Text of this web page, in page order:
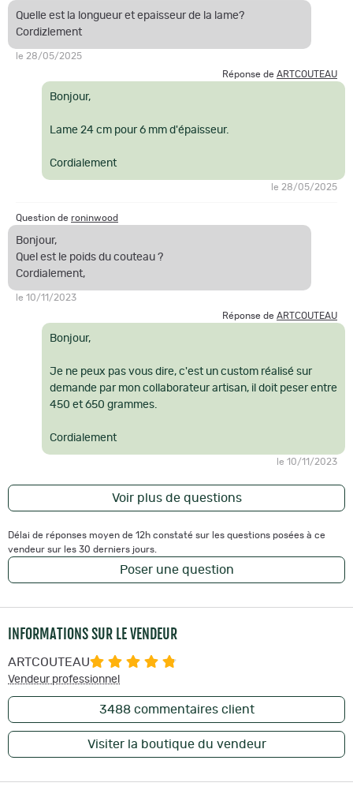
Quelle est la longueur et epaisseur de la lame?
Cordizlement
le 28/05/2025
Réponse de ARTCOUTEAU
Bonjour,
Lame 24 cm pour 6 mm d'épaisseur.
Cordialement
le 28/05/2025
Question de roninwood
Bonjour,
Quel est le poids du couteau ?
Cordialement,
le 10/11/2023
Réponse de ARTCOUTEAU
Bonjour,
Je ne peux pas vous dire, c'est un custom réalisé sur
demande par mon collaborateur artisan, il doit peser entre
450 et 650 grammes.
Cordialement
le 10/11/2023
Voir plus de questions
Délai de réponses moyen de 12h constaté sur les questions posées à ce
vendeur sur les 30 derniers jours.
Poser une question
INFORMATIONS SUR LE VENDEUR
ARTCOUTEAU
Vendeur professionnel
3488commentaires client
Visiter la boutique du vendeur